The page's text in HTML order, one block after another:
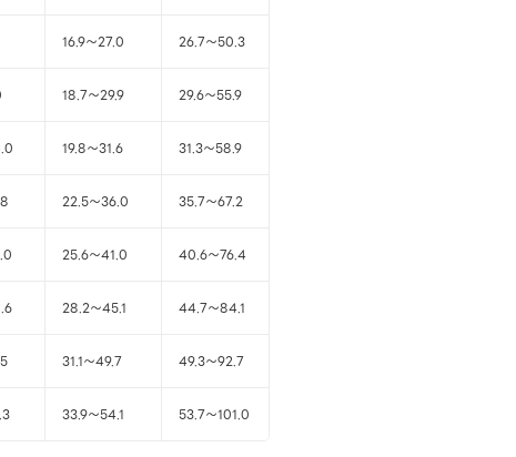
16.9～27.0 26.7～50.3
18.7～29.9 29.6～55.9
19.8～31.6 31.3～58.9
22.5～36.0 35.7～67.2
25.6～41.0 40.6～76.4
28.2～45.1 44.7～84.1
31.1～49.7 49.3～92.7
33.9～54.1 53.7～101.0